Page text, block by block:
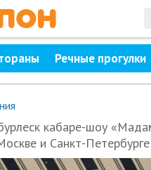
Речные прогулки
кабаре-шоу
и Санкт-Петербурге